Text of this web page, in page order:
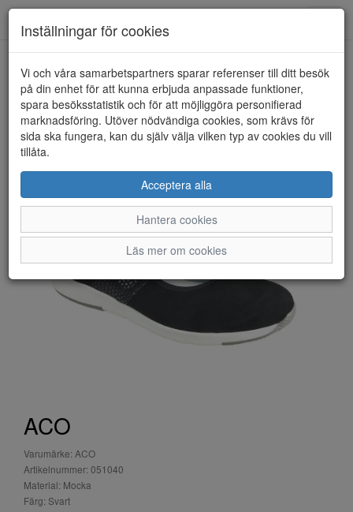
HEM ACO
ACO
Varumärke: ACO
Artikelnummer: 051040
Material: Mocka
Färg: Svart
Inställningar för cookies
Vi och våra samarbetspartners sparar referenser till ditt besök
på din enhet för att kunna erbjuda anpassade funktioner,
spara besöksstatistik och för att möjliggöra personifierad
marknadsföring. Utöver nödvändiga cookies, som krävs för
sida ska fungera, kan du själv välja vilken typ av cookies du vill
tillåta.
Acceptera alla
Hantera cookies
Läs mer om cookies